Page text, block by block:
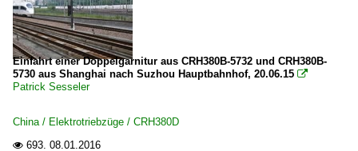
Einfahrt einer Doppelgarnitur aus CRH380B-5732 und CRH380B-
5730 aus Shanghai nach Suzhou Hauptbahnhof, 20.06.15 
Patrick Sesseler
China / Elektrotriebzüge / CRH380D
 693. 08.01.2016